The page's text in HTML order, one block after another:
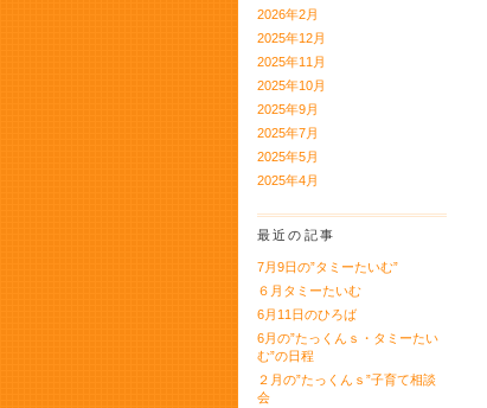
2026年2月
2025年12月
2025年11月
2025年10月
2025年9月
2025年7月
2025年5月
2025年4月
最近の記事
7月9日の”タミーたいむ”
６月タミーたいむ
6月11日のひろば
6月の”たっくんｓ・タミーたい
む”の日程
２月の”たっくんｓ”子育て相談
会